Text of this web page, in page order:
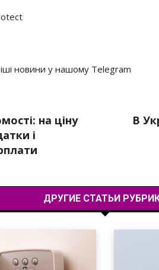
новини у нашому Telegram
на ціну
і
В
ДРУГИЕ СТАТЬИ